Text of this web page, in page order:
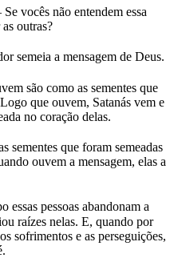
vocês não entendem essa
outras?
semeia a mensagem de Deus.
são como as sementes que
que ouvem, Satanás vem e
no coração delas.
sementes que foram semeadas
ouvem a mensagem, elas a
essas pessoas abandonam a
raízes nelas. E, quando por
sofrimentos e as perseguições,